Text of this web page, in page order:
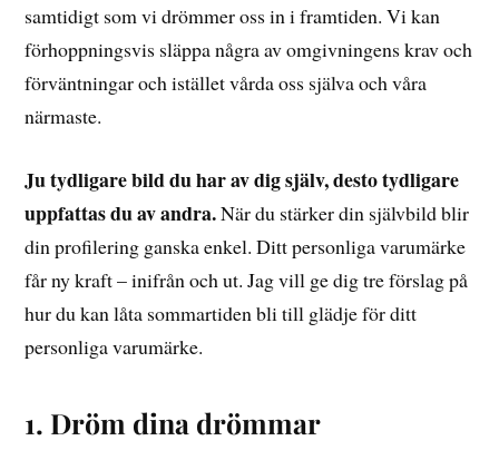
samtidigt som vi drömmer oss in i framtiden. Vi kan
förhoppningsvis släppa några av omgivningens krav och
förväntningar och istället vårda oss själva och våra
närmaste.
Ju tydligare bild du har av dig själv, desto tydligare
uppfattas du av andra.När du stärker din självbild blir
din profilering ganska enkel. Ditt personliga varumärke
får ny kraft – inifrån och ut. Jag vill ge dig tre förslag på
hur du kan låta sommartiden bli till glädje för ditt
personliga varumärke.
1. Dröm dina drömmar